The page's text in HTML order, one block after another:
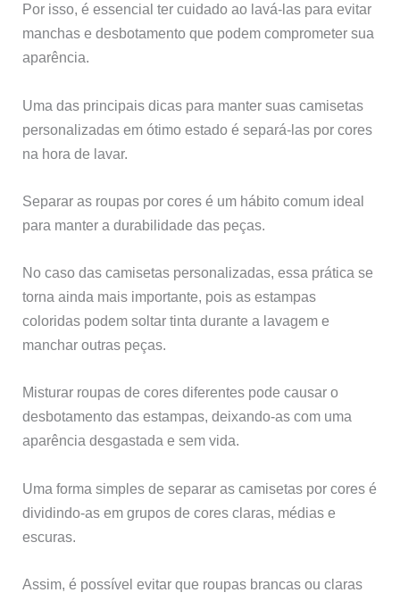
Por isso, é essencial ter cuidado ao lavá-las para evitar
manchas e desbotamento que podem comprometer sua
aparência.
Uma das principais dicas para manter suas camisetas
personalizadas em ótimo estado é separá-las por cores
na hora de lavar.
Separar as roupas por cores é um hábito comum ideal
para manter a durabilidade das peças.
No caso das camisetas personalizadas, essa prática se
torna ainda mais importante, pois as estampas
coloridas podem soltar tinta durante a lavagem e
manchar outras peças.
Misturar roupas de cores diferentes pode causar o
desbotamento das estampas, deixando-as com uma
aparência desgastada e sem vida.
Uma forma simples de separar as camisetas por cores é
dividindo-as em grupos de cores claras, médias e
escuras.
Assim, é possível evitar que roupas brancas ou claras